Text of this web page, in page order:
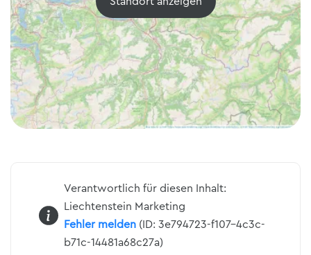
Verantwortlich für diesen Inhalt:
Liechtenstein Marketing
Fehler melden(ID: 3e794723-f107-4c3c-
b71c-14481a68c27a)